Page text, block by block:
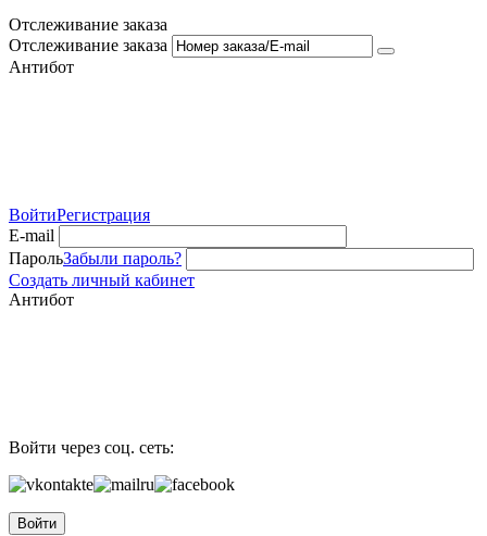
Отслеживание заказа
Отслеживание заказа
Антибот
ВойтиРегистрация
E-mail
ПарольЗабыли пароль?
Создать личный кабинет
Антибот
Войти через соц. сеть:
Войти